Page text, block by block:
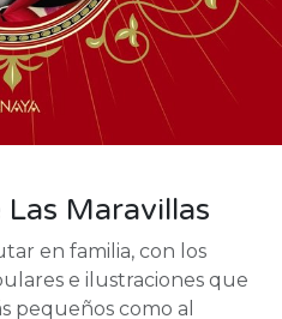
Las Maravillas
en familia, con los
e ilustraciones que
pequeños como al